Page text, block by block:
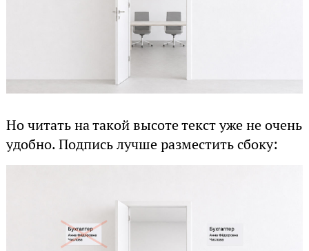
Но читать на такой высоте текст уже не очень
удобно. Подпись лучше разместить сбоку: